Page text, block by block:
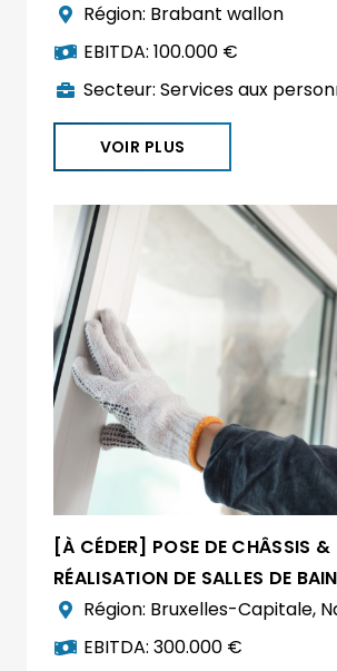
Région: Brabant wallon
EBITDA:100.000 €
Secteur:Services aux
VOIR PLUS
[À CÉDER] POSE DE CHÂSSIS &
RÉALISATION DE SALLES DE
Région: Bruxelles-Capitale,
EBITDA:300.000 €